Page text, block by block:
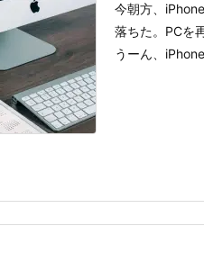
今朝方、
落ちた。PCを
うーん、